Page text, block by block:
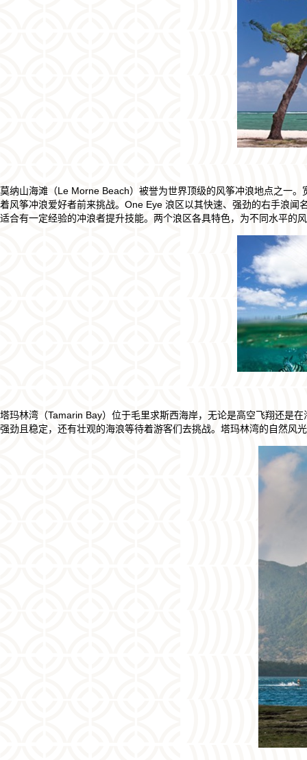
莫纳山海滩（Le Morne Beach）被誉为世界顶级的风筝冲浪地点之一
着风筝冲浪爱好者前来挑战。One Eye 浪区以其快速、强劲的右手浪
适合有一定经验的冲浪者提升技能。两个浪区各具特色，为不同水平的
塔玛林湾（Tamarin Bay）位于毛里求斯西海岸，无论是高空飞翔还是
强劲且稳定，还有壮观的海浪等待着游客们去挑战。塔玛林湾的自然风